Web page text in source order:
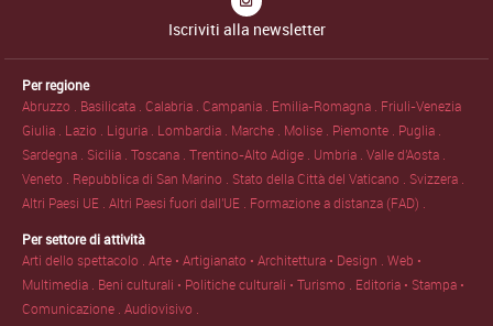
Iscriviti alla newsletter
Per regione
Abruzzo . Basilicata .Calabria .Campania . Emilia-Romagna . Friuli-Venezia
Giulia . Lazio . Liguria . Lombardia . Marche . Molise . Piemonte . Puglia .
Sardegna . Sicilia .Toscana .Trentino-Alto Adige . Umbria .Valle d'Aosta .
Veneto . Repubblica di San Marino . Stato della Città del Vaticano . Svizzera .
Altri Paesi UE .Altri Paesi fuori dall'UE . Formazione a distanza (FAD) .
Per settore di attività
Arti dello spettacolo .Arte • Artigianato • Architettura • Design .Web •
Multimedia . Beni culturali • Politiche culturali • Turismo . Editoria • Stampa •
Comunicazione .Audiovisivo .